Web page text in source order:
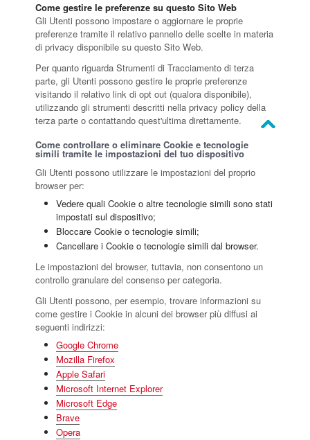
Come gestire le preferenze su questo Sito Web
Gli Utenti possono impostare o aggiornare le proprie
preferenze tramite il relativo pannello delle scelte in materia
di privacy disponibile su questo Sito Web.
Per quanto riguarda Strumenti di Tracciamento di terza
parte, gli Utenti possono gestire le proprie preferenze
visitando il relativo link di opt out (qualora disponibile),
utilizzando gli strumenti descritti nella privacy policy della
terza parte o contattando quest'ultima direttamente.
Come controllare o eliminare Cookie e tecnologie
simili tramite le impostazioni del tuo dispositivo
Gli Utenti possono utilizzare le impostazioni del proprio
browser per:
Vedere quali Cookie o altre tecnologie simili sono stati
impostati sul dispositivo;
Bloccare Cookie o tecnologie simili;
Cancellare i Cookie o tecnologie simili dal browser.
Le impostazioni del browser, tuttavia, non consentono un
controllo granulare del consenso per categoria.
Gli Utenti possono, per esempio, trovare informazioni su
come gestire i Cookie in alcuni dei browser più diffusi ai
seguenti indirizzi:
Google Chrome
Mozilla Firefox
Apple Safari
Microsoft Internet Explorer
Microsoft Edge
Brave
Opera